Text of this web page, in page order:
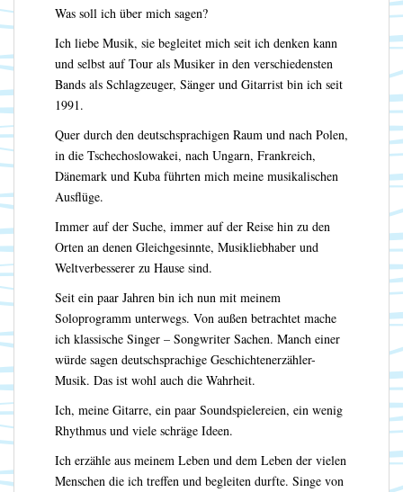
Was soll ich über mich sagen?
Ich liebe Musik, sie begleitet mich seit ich denken kann
und selbst auf Tour als Musiker in den verschiedensten
Bands als Schlagzeuger, Sänger und Gitarrist bin ich seit
1991.
Quer durch den deutschsprachigen Raum und nach Polen,
in die Tschechoslowakei, nach Ungarn, Frankreich,
Dänemark und Kuba führten mich meine musikalischen
Ausflüge.
Immer auf der Suche, immer auf der Reise hin zu den
Orten an denen Gleichgesinnte, Musikliebhaber und
Weltverbesserer zu Hause sind.
Seit ein paar Jahren bin ich nun mit meinem
Soloprogramm unterwegs. Von außen betrachtet mache
ich klassische Singer – Songwriter Sachen. Manch einer
würde sagen deutschsprachige Geschichtenerzähler-
Musik. Das ist wohl auch die Wahrheit.
Ich, meine Gitarre, ein paar Soundspielereien, ein wenig
Rhythmus und viele schräge Ideen.
Ich erzähle aus meinem Leben und dem Leben der vielen
Menschen die ich treffen und begleiten durfte. Singe von